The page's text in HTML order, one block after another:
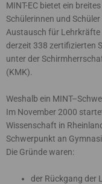
MINT-EC bietet ein
Schülerinnen und
Austausch für Lehrkräfte
derzeit 338 zertifizierten
unter der
(KMK).
Weshalb ein
Im November 2000
Wissenschaft in
Schwerpunkt an
Die Gründe waren:
der Rückgang der